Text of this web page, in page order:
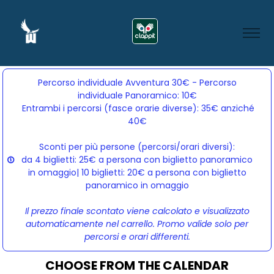
Percorso individuale Avventura 30€ - Percorso
individuale Panoramico: 10€
Entrambi i percorsi (fasce orarie diverse): 35€ anziché
40€
Sconti per più persone (percorsi/orari diversi):
da 4 biglietti: 25€ a persona con biglietto panoramico
in omaggio| 10 biglietti: 20€ a persona con biglietto
panoramico in omaggio
Il prezzo finale scontato viene calcolato e visualizzato
automaticamente nel carrello. Promo valide solo per
percorsi e orari differenti.
CHOOSE FROM THE CALENDAR